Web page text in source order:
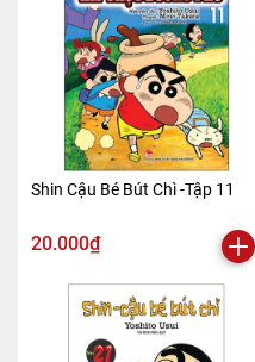
Shin Cậu Bé Bút Chì -Tập 11
20.000₫